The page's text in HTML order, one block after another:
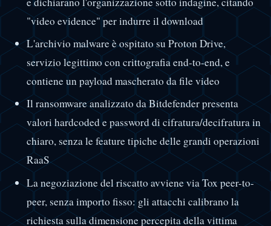
"video evidence" per indurre il download
L'archivio malware è ospitato su Proton Drive,
servizio legittimo con crittografia end-to-end, e
contiene un payload mascherato da file video
Il ransomware analizzato da Bitdefender presenta
valori hardcoded e password di cifratura/decifratura in
chiaro, senza le feature tipiche delle grandi operazioni
RaaS
La negoziazione del riscatto avviene via Tox peer-to-
peer, senza importo fisso: gli attacchi calibrano la
richiesta sulla dimensione percepita della vittima